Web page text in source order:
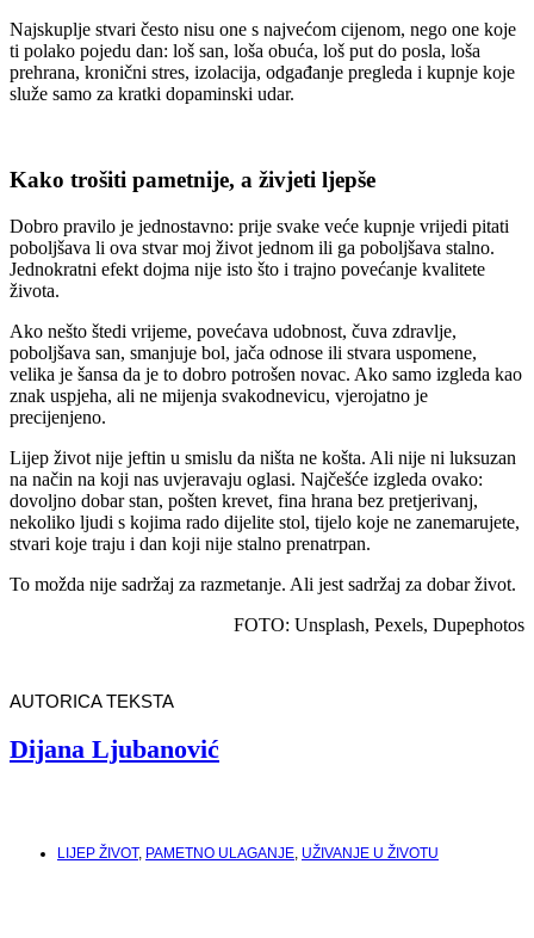
Najskuplje stvari često nisu one s najvećom cijenom, nego one koje
ti polako pojedu dan: loš san, loša obuća, loš put do posla, loša
prehrana, kronični stres, izolacija, odgađanje pregleda i kupnje koje
služe samo za kratki dopaminski udar.
Kako trošiti pametnije, a živjeti ljepše
Dobro pravilo je jednostavno: prije svake veće kupnje vrijedi pitati
poboljšava li ova stvar moj život jednom ili ga poboljšava stalno.
Jednokratni efekt dojma nije isto što i trajno povećanje kvalitete
života.
Ako nešto štedi vrijeme, povećava udobnost, čuva zdravlje,
poboljšava san, smanjuje bol, jača odnose ili stvara uspomene,
velika je šansa da je to dobro potrošen novac. Ako samo izgleda kao
znak uspjeha, ali ne mijenja svakodnevicu, vjerojatno je
precijenjeno.
Lijep život nije jeftin u smislu da ništa ne košta. Ali nije ni luksuzan
na način na koji nas uvjeravaju oglasi. Najčešće izgleda ovako:
dovoljno dobar stan, pošten krevet, fina hrana bez pretjerivanj,
nekoliko ljudi s kojima rado dijelite stol, tijelo koje ne zanemarujete,
stvari koje traju i dan koji nije stalno prenatrpan.
To možda nije sadržaj za razmetanje. Ali jest sadržaj za dobar život.
FOTO: Unsplash, Pexels, Dupephotos
AUTORICA TEKSTA
Dijana Ljubanović
LIJEP ŽIVOT, PAMETNO ULAGANJE UŽIVANJE U ŽIVOTU